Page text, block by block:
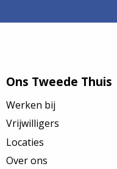
Ons Tweede Thuis
Werken bij
Vrijwilligers
Locaties
Over ons